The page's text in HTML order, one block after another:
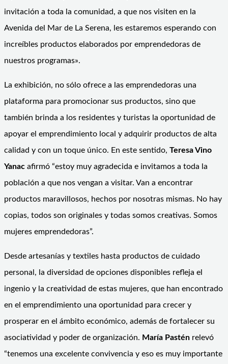
invitación a toda la comunidad, a que nos visiten en la
Avenida del Mar de La Serena, les estaremos esperando con
increíbles productos elaborados por emprendedoras de
nuestros programas».
La exhibición, no sólo ofrece a las emprendedoras una
plataforma para promocionar sus productos, sino que
también brinda a los residentes y turistas la oportunidad de
apoyar el emprendimiento local y adquirir productos de alta
calidad y con un toque único. En este sentido, Teresa Vino
Yanac afirmó “estoy muy agradecida e invitamos a toda la
población a que nos vengan a visitar. Van a encontrar
productos maravillosos, hechos por nosotras mismas. No hay
copias, todos son originales y todas somos creativas. Somos
mujeres emprendedoras”.
Desde artesanías y textiles hasta productos de cuidado
personal, la diversidad de opciones disponibles refleja el
ingenio y la creatividad de estas mujeres, que han encontrado
en el emprendimiento una oportunidad para crecer y
prosperar en el ámbito económico, además de fortalecer su
asociatividad y poder de organización. María Pastén relevó
“tenemos una excelente convivencia y eso es muy importante